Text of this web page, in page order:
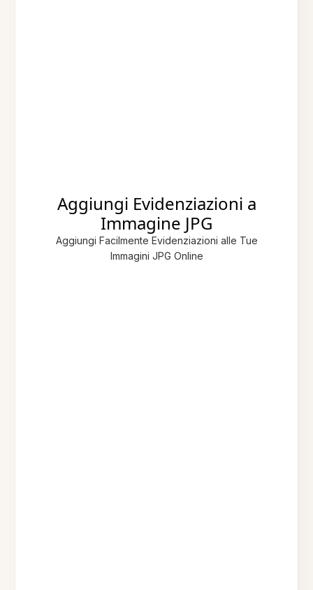
Aggiungi Evidenziazioni a
Immagine JPG
Aggiungi Facilmente Evidenziazioni alle Tue
Immagini JPG Online